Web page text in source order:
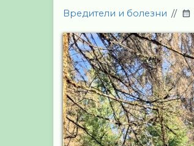
Вредители и болезни //